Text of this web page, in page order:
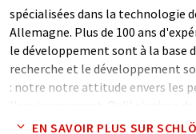
spécialisées dans la technologie
Allemagne. Plus de 100 ans
le développement sont à la base
recherche et le développement
: notre notre attitude envers les
employés, nous leur accordons la
EN SAVOIR PLUS SUR